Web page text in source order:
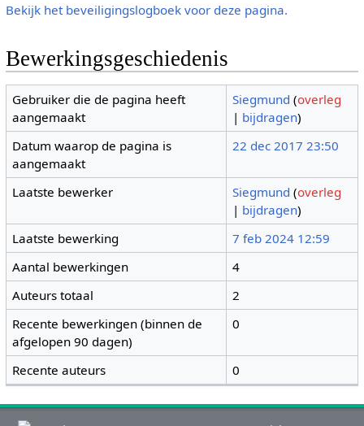
Bekijk het beveiligingslogboek voor deze pagina.
Bewerkingsgeschiedenis
Gebruiker die de pagina heeft
aangemaakt
Siegmund (overleg
| bijdragen)
Datum waarop de pagina is
aangemaakt
22 dec 2017 23:50
Laatste bewerker Siegmund (overleg
| bijdragen)
Laatste bewerking
7 feb 2024 12:59
Aantal bewerkingen
4
Auteurs totaal
2
Recente bewerkingen (binnen de
afgelopen 90 dagen)
0
Recente auteurs 0